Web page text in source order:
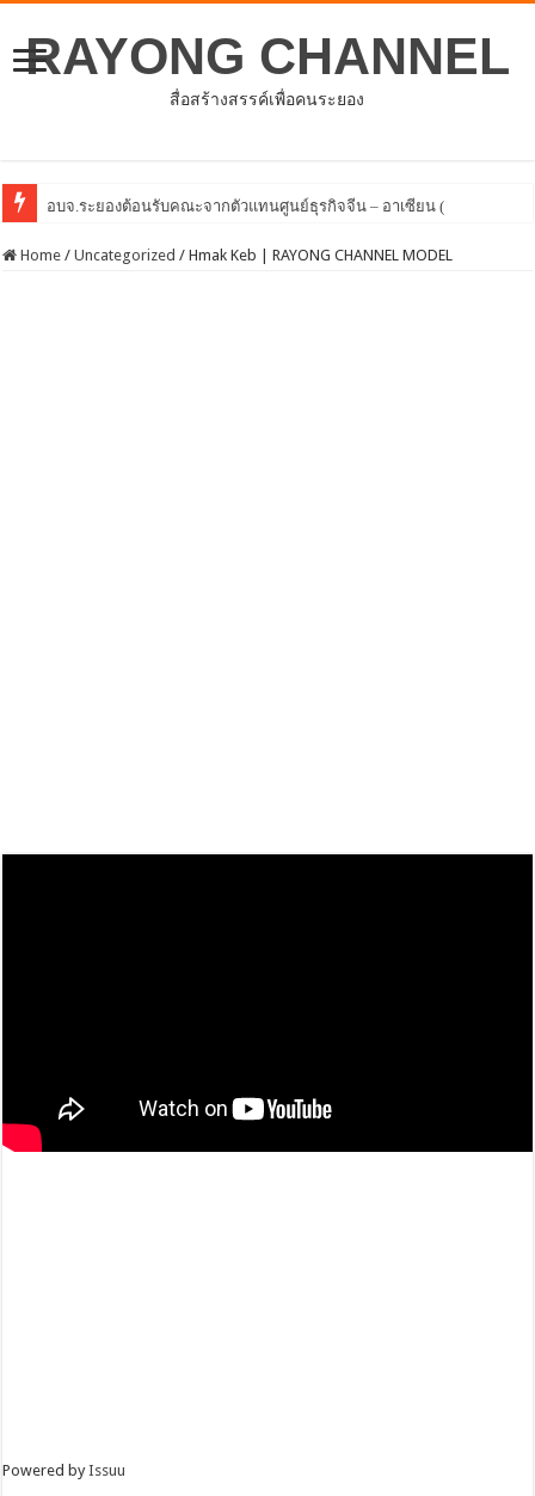
RAYONG CHANNEL
สื่อสร้างสรรค์เพื่อคนระยอง
โครงการพัฒนาศักยภาพบุคลากรด้านการให้บริการสร้างเสริ
Home / Uncategorized / Hmak Keb | RAYONG CHANNEL MODEL
Powered byIssuu